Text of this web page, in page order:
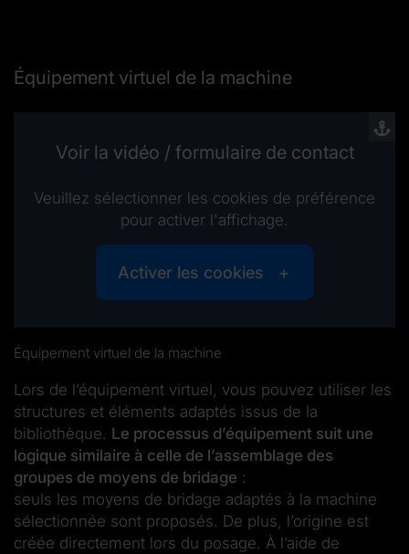
Équipement virtuel de la machine
Voir la vidéo / formulaire de contact
Veuillez sélectionner les cookies de préférence
pour activer l'affichage.
Activer les cookies
Équipement virtuel de la machine
Lors de l’équipement virtuel, vous pouvez utiliser les
structures et éléments adaptés issus de la
bibliothèque. Le processus d’équipement suit une
logique similaire à celle de l’assemblage des
groupes de moyens de bridage :
seuls les moyens de bridage adaptés à la machine
sélectionnée sont proposés. De plus, l’origine est
créée directement lors du posage. À l’aide de